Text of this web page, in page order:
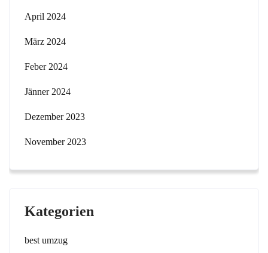
April 2024
März 2024
Feber 2024
Jänner 2024
Dezember 2023
November 2023
Kategorien
best umzug